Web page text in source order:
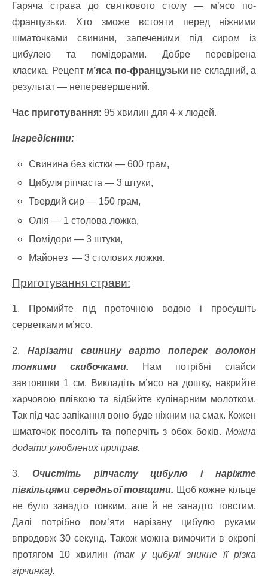
Гаряча страва до святкового столу — м’ясо по-
французьки. Хто зможе встояти перед ніжними
шматочками свинини, запеченими під сиром із
цибулею та помідорами. Добре перевірена
класика. Рецепт м’яса по-французьки не складний, а
результат — неперевершений.
Час приготування: 95 хвилин для 4-х людей.
Інгредієнти:
Свинина без кістки — 600 грам,
Цибуля ріпчаста — 3 штуки,
Твердий сир — 150 грам,
Олія — 1 столова ложка,
Помідори — 3 штуки,
Майонез — 3 столових ложки.
Приготування страви:
1. Промийте під проточною водою і просушіть
серветками м’ясо.
2. Нарізати свинину варто поперек волокон
тонкими скибочками. Нам потрібні слайси
завтовшки 1 см. Викладіть м’ясо на дошку, накрийте
харчовою плівкою та відбийте кулінарним молотком.
Так під час запікання воно буде ніжним на смак. Кожен
шматочок посоліть та поперчіть з обох боків. Можна
додати улюблених приправ.
3. Очистіть ріпчасту цибулю і наріжте
півкільцями середньої товщини. Щоб кожне кільце
не було занадто тонким, але й не занадто товстим.
Далі потрібно пом’яти нарізану цибулю руками
впродовж 30 секунд. Також можна вимочити в окропі
протягом 10 хвилин(так у цибулі зникне її різка
гірчинка).